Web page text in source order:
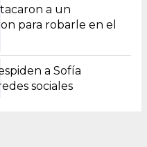
a un
para robarle en el
a Sofía
sociales